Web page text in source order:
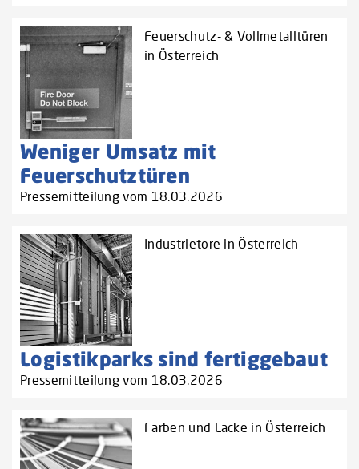
Feuerschutz- & Vollmetalltüren
in Österreich
Weniger Umsatz mit
Feuerschutztüren
Pressemitteilung vom 18.03.2026
Industrietore in Österreich
Logistikparks sind fertiggebaut
Pressemitteilung vom 18.03.2026
Farben und Lacke in Österreich